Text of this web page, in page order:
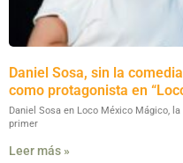
Daniel Sosa, sin la
como protagonista en
Daniel Sosa en Loco México Mágico,
primer
Leer más »